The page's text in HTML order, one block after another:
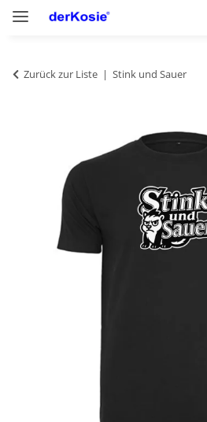
Zurück zur Liste Stink und Sauer